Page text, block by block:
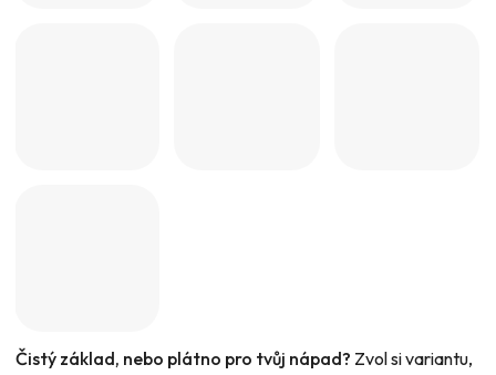
Čistý základ, nebo plátno pro tvůj nápad? Zvol si variantu,